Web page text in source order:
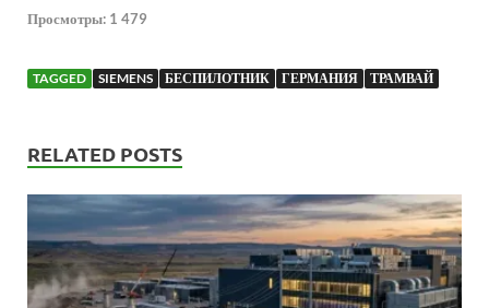
Просмотры: 1 479
TAGGED SIEMENS БЕСПИЛОТНИК ГЕРМАНИЯ ТРАМВАЙ
RELATED POSTS